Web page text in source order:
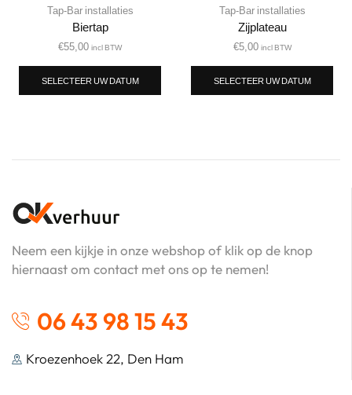
Tap-Bar installaties
Biertap
€55,00 incl BTW
SELECTEER UW DATUM
Tap-Bar installaties
Zijplateau
€5,00 incl BTW
SELECTEER UW DATUM
Neem een kijkje in onze webshop of klik op de knop
hiernaast om contact met ons op te nemen!
06 43 98 15 43
Kroezenhoek 22, Den Ham